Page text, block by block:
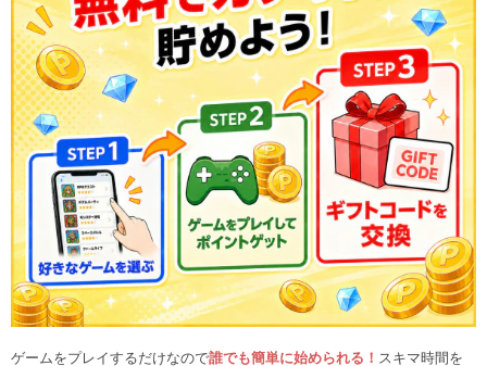
ゲームをプレイするだけなので誰でも簡単に始められる！ スキマ時間を